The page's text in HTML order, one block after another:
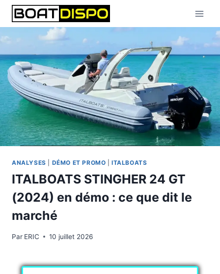
Aller
ANALYSES DÉMO ET PROMO |ITALBOATS
ITALBOATS STINGHER 24 GT
(2024) en démo : ce que dit le
marché
Par ERIC 10 juillet 2026